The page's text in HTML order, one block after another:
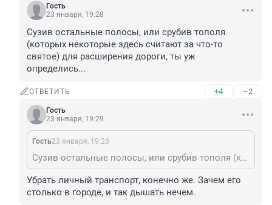
Гость
23 января, 19:28
Сузив остальные полосы, или срубив тополя
(которых некоторые здесь считают за что-то
святое) для расширения дороги, ты уж
определись...
ОТВЕТИТЬ +4 –2
Гость
23 января, 19:29
Гость23 января, 19:28
Сузив остальные полосы, или срубив тополя (которых некоторые здесь считают за что-то святое) для расширения дороги, ты уж определись...
Убрать личный транспорт, конечно же. Зачем его
столько в городе, и так дышать нечем.